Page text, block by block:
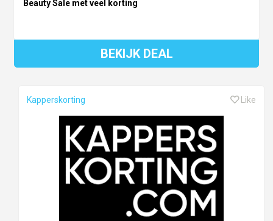
Beauty Sale met veel korting
BEKIJK DEAL
Kapperskorting Like